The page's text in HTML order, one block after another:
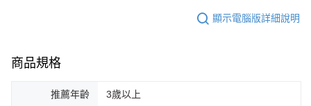
顯示電腦版詳細說明
商品規格
推薦年齡 3歲以上